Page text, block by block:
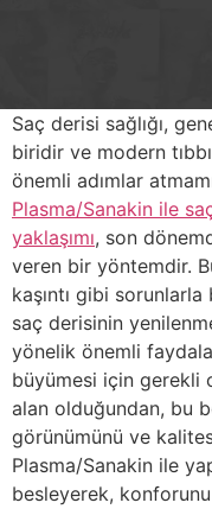
Saç derisi sağlığı,
biridir ve modern
önemli adımlar
Plasma/Sanakin ile
yaklaşımı, son
veren bir yöntemdir.
kaşıntı gibi
saç derisinin
yönelik önemli
büyümesi için gerekli
alan olduğundan, bu
görünümünü ve
Plasma/Sanakin ile
besleyerek, konforunu